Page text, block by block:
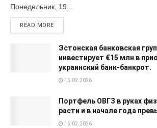
Понедельник, 19...
READ MORE
Эстонская банковская
инвестирует €15 млн в
украинский банк-банкрот.
15.02.2026
Портфель ОВГЗ в руках
расти и в начале года
15.02.2026